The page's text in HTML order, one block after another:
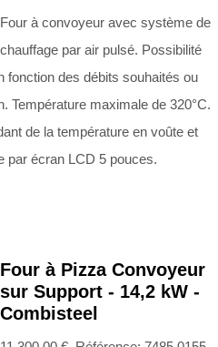
Four à convoyeur avec système de
chauffage par air pulsé. Possibilité
fonction des débits souhaités ou
Température maximale de 320°C.
de la température en voûte et
par écran LCD 5 pouces.
Four à Pizza Convoyeur
sur Support - 14,2 kW -
Combisteel